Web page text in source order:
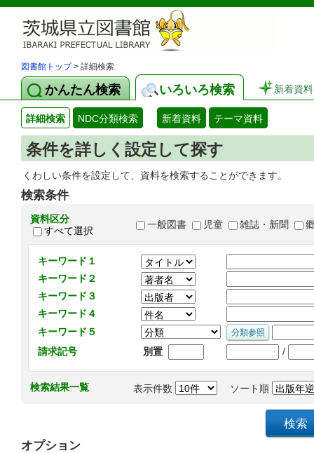
図書館トップ> 詳細検索
かんたん検索 いろいろ検索 新着資料
詳細検索 NDC分類検索 新着資料 テーマ資料
条件を詳しく設定して探す
くわしい条件を設定して、資料を検索することができます。
検索条件
資料区分
すべて選択
一般図書 児童 雑誌・新聞
キーワード１
キーワード２
キーワード３
キーワード４
キーワード５
請求記号
別置 /
検索結果一覧 表示件数 ソート順
オプション